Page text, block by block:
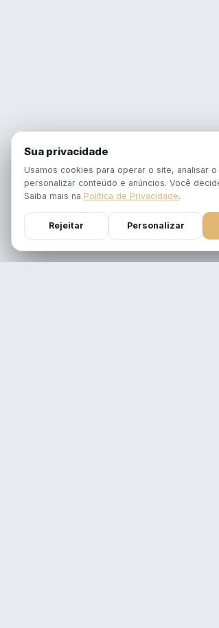
Sua privacidade
Usamos cookies para operar o site, analisar
personalizar conteúdo e anúncios. Você
Saiba mais na Política de Privacidade.
Rejeitar Personalizar